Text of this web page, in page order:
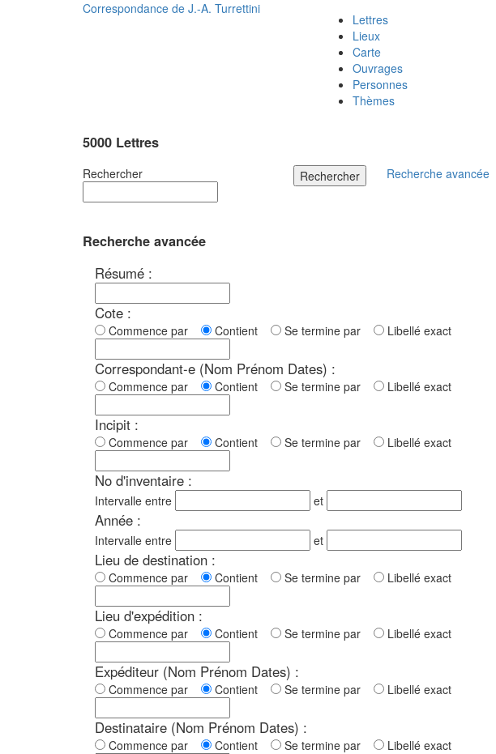
Correspondance de J.-A. Turrettini
Lettres
Lieux
Carte
Ouvrages
Personnes
Thèmes
5000 Lettres
Rechercher Rechercher Recherche avancée
Recherche avancée
Résumé :
Cote :
Commence par Contient Se termine par Libellé exact
Correspondant-e (Nom Prénom Dates) :
Commence par Contient Se termine par Libellé exact
Incipit :
Commence par Contient Se termine par Libellé exact
No d'inventaire :
Intervalle entre et
Année :
Intervalle entre et
Lieu de destination :
Commence par Contient Se termine par Libellé exact
Lieu d'expédition :
Commence par Contient Se termine par Libellé exact
Expéditeur (Nom Prénom Dates) :
Commence par Contient Se termine par Libellé exact
Destinataire (Nom Prénom Dates) :
Commence par Contient Se termine par Libellé exact